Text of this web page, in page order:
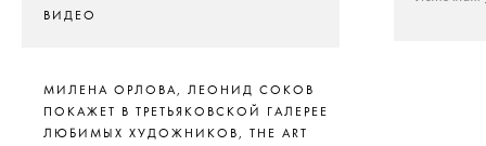
ВИДЕО
МИЛЕНА ОРЛОВА, ЛЕОНИД СОКОВ
ПОКАЖЕТ В ТРЕТЬЯКОВСКОЙ ГАЛЕРЕЕ
ЛЮБИМЫХ ХУДОЖНИКОВ, THE ART